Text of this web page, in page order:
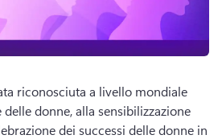
riconosciuta a livello mondiale
donne, alla sensibilizzazione
dei successi delle donne in